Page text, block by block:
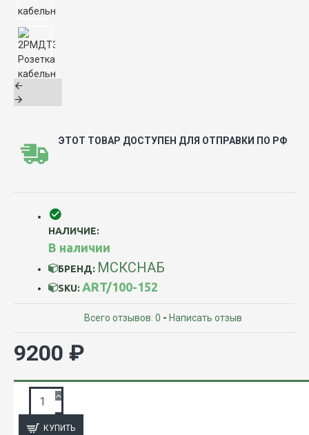
ЭТОТ ТОВАР ДОСТУПЕН ДЛЯ ОТПРАВКИ ПО РФ
НАЛИЧИЕ:
В наличии
БРЕНД: МСКСНАБ
SKU: ART/100-152
Всего отзывов: 0 - Написать отзыв
9200 ₽
КУПИТЬ